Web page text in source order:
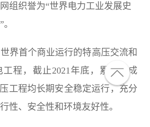
组织誉为“世界电力工业发展史
界首个商业运行的特高压交流和
程，截止2021年底，累计建成
工程均长期安全稳定运行，充分
性、安全性和环境友好性。